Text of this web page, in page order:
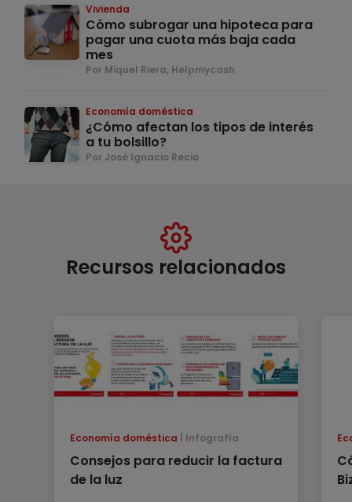
Vivienda
Cómo subrogar una hipoteca para
pagar una cuota más baja cada
mes
Por Miquel Riera, Helpmycash
Economía doméstica
¿Cómo afectan los tipos de interés
a tu bolsillo?
Por José Ignacio Recio
Recursos relacionados
Economía doméstica Infografía
Consejos para reducir la factura
de la luz